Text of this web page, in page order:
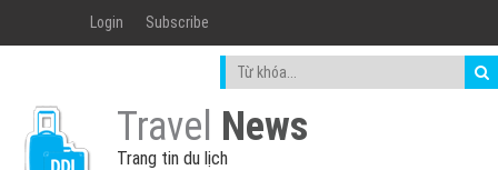
Login Subscribe
Travel News
Trang tin du lịch